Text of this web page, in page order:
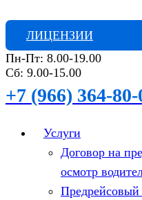
ЛИЦЕНЗИИ
Пн-Пт: 8.00-19.00
Сб: 9.00-15.00
+7 (966) 364-80-
Услуги
Договор на
осмотр